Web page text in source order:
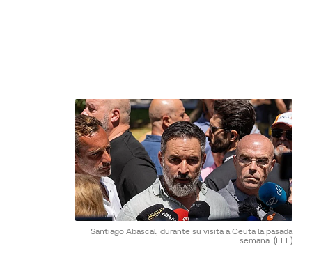
Santiago Abascal, durante su visita a Ceuta la pasada
semana. (EFE)